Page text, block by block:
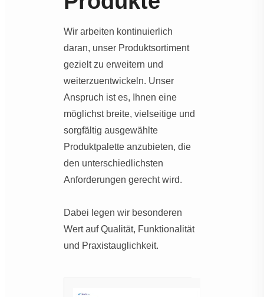
Wir arbeiten kontinuierlich
daran, unser Produktsortiment
gezielt zu erweitern und
weiterzuentwickeln. Unser
Anspruch ist es, Ihnen eine
möglichst breite, vielseitige und
sorgfältig ausgewählte
Produktpalette anzubieten, die
den unterschiedlichsten
Anforderungen gerecht wird.
Dabei legen wir besonderen
Wert auf Qualität, Funktionalität
und Praxistauglichkeit.